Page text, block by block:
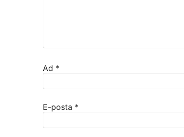
Ad *
E-posta *